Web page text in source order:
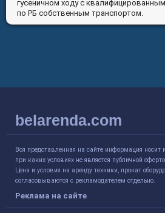
гусеничном ходу с
по РБ собственным транспортом.
belarenda.com
Вся представленная на сайте информация
при каких условиях не является публичной
Цена и условия на аренду техники, прокат
согласовываются с рекламодателем отдельно.
Реклама на сайте